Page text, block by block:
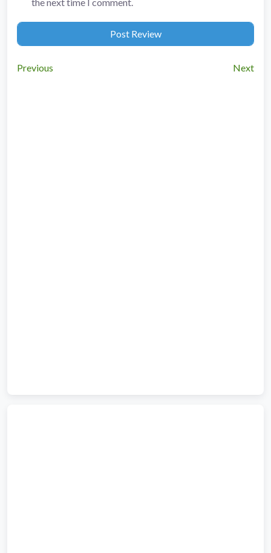
Previous Next